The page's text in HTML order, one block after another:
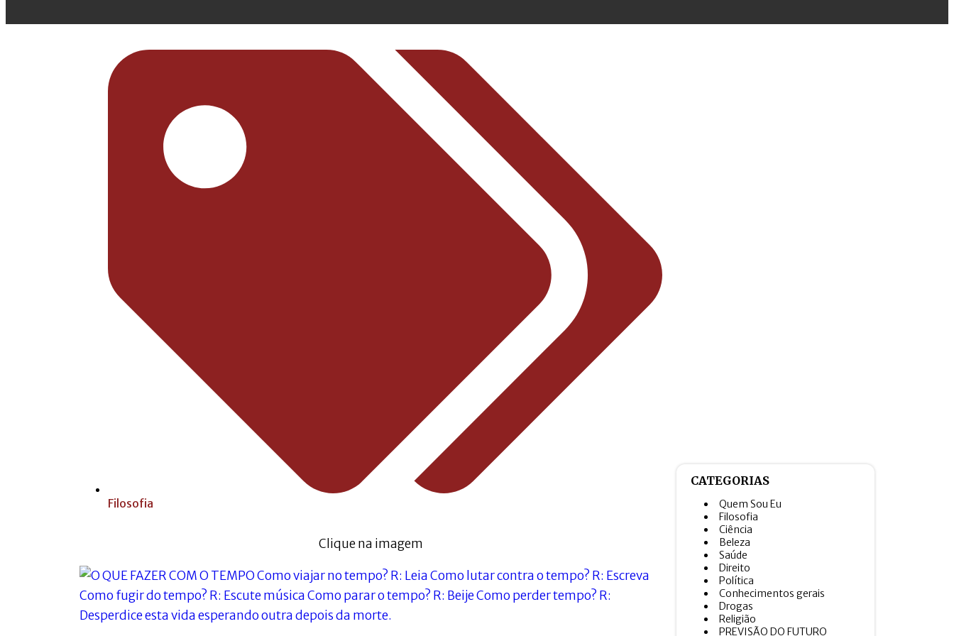
Filosofia
Clique na imagem
CATEGORIAS
Quem Sou Eu
Filosofia
Ciência
Beleza
Saúde
Direito
Política
Conhecimentos gerais
Drogas
Religião
PREVISÃO DO FUTURO